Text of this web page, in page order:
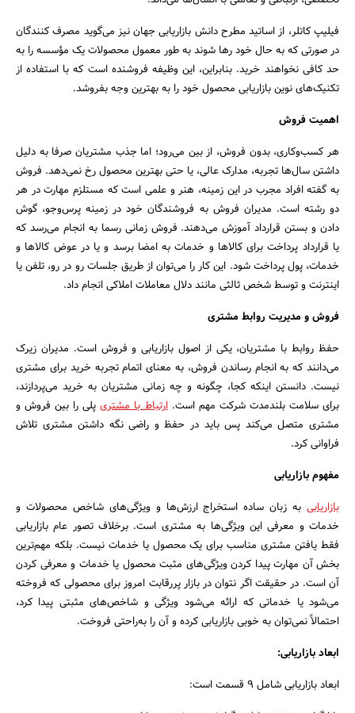
جستجو
فیلیپ کاتلر، از اساتید مطرح دانش بازاریابی جهان نیز می‌گوید مصرف کنندگان
در صورتی که به حال خود رها شوند به طور معمول محصولات یک مؤسسه را به
حد کافی نخواهند خرید. بنابراین، این وظیفه فروشنده است که با استفاده از
تکنیک‌های نوین بازاریابی محصول خود را به بهترین وجه بفروشد.
اهمیت فروش
هر کسب‌وکاری، بدون فروش، از بین می‌رود؛ اما جذب مشتریان صرفا به دلیل
داشتن سال‌ها تجربه، مدارک عالی، یا حتی بهترین محصول رخ نمی‌دهد. فروش
به گفته‌ افراد مجرب در این زمینه، هنر و علمی است که مستلزم مهارت در هر
دو رشته است. مدیران فروش به فروشندگان خود در زمینه‌ پرس‌وجو، گوش
دادن و بستن قرارداد آموزش می‌دهند. فروش زمانی رسما به انجام می‌رسد که
یا قرارداد پرداخت برای کالاها و خدمات به امضا برسد و یا در عوض کالاها و
خدمات، پول پرداخت شود. این کار را می‌توان از طریق جلسات رو در رو، تلفن یا
اینترنت و توسط شخص ثالثی مانند دلال معاملات املاکی انجام داد.
فروش و مدیریت روابط مشتری
حفظ روابط با مشتریان، یکی از اصول بازاریابی و فروش است. مدیران زیرک
می‌دانند که به انجام رساندن فروش، به معنای اتمام تجربه‌ خرید برای مشتری
نیست. دانستن اینکه کجا، چگونه و چه زمانی مشتریان به خرید می‌پردازند،
برای سلامت بلندمدت شرکت مهم است.ارتباط با مشتریپلی را بین فروش و
مشتری متصل می‌کند پس باید در حفظ و راضی نگه داشتن مشتری تلاش
فراوانی کرد.
مفهوم بازاریابی
بازاریابی به زبان ساده استخراج ارزش‌ها و ویژگی‌های شاخص محصولات و
خدمات و معرفی این ویژگی‌ها به مشتری است. برخلاف تصور عام بازاریابی
فقط یافتن مشتری مناسب برای یک محصول یا خدمات نیست. بلکه مهم‌ترین
بخش آن مهارت پیدا کردن ویژگی‌های مثبت محصول یا خدمات و معرفی کردن
آن است. در حقیقت اگر نتوان در بازار پررقابت امروز برای محصولی که فروخته
می‌شود یا خدماتی که ارائه می‌شود ویژگی و شاخص‌های مثبتی پیدا کرد،
احتمالاً نمی‌توان به‌ خوبی بازاریابی کرده و آن را به‌راحتی فروخت.
ابعاد بازاریابی:
ابعاد بازاریابی شامل ۹ قسمت است: